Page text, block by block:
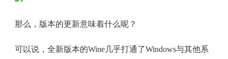
那么，版本的更新意味着什么呢？
可以说，全新版本的Wine几乎打通了Windows与其他系